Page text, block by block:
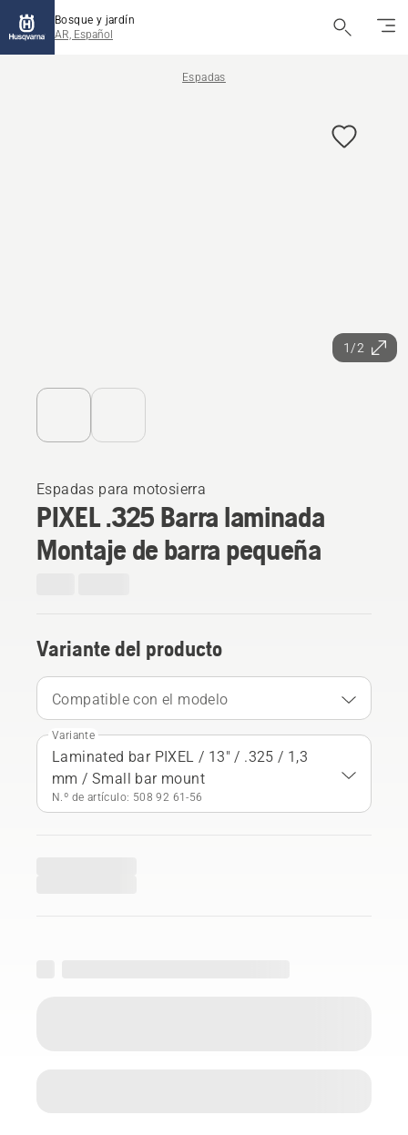
Bosque y jardín
AR, Español
Espadas
1/2
Espadas para motosierra
PIXEL .325 Barra laminada
Montaje de barra pequeña
Variante del producto
Compatible con el modelo
Variante
Laminated bar PIXEL / 13" / .325 / 1,3
mm / Small bar mount
N.º de artículo: 508 92 61‑56